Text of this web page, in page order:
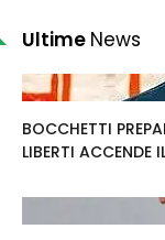
Ultime News
BOCCHETTI
LIBERTI ACCENDE